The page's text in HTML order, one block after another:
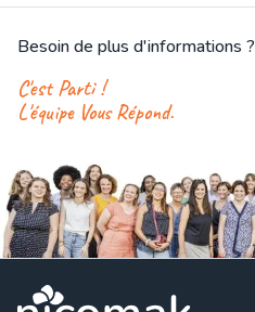
Besoin de plus d'informations ?
C'est Parti !
L'équipe Vous Répond.